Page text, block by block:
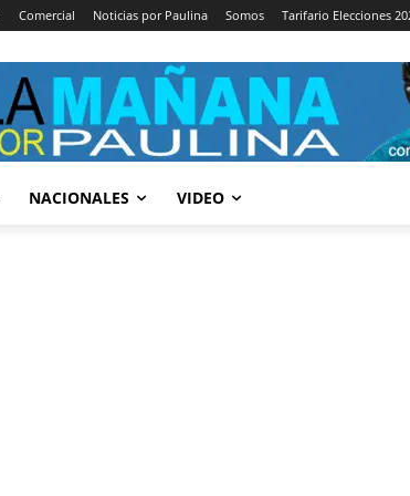
Comercial Noticias por Paulina Somos Tarifario Elecciones
NACIONALES VIDEO